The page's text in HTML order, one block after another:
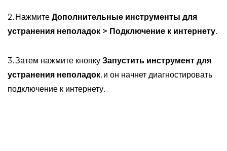
2. Нажмите Дополнительные инструменты для
устранения неполадок > Подключение к интернету.
3. Затем нажмите кнопку Запустить инструмент для
устранения неполадок, и он начнет диагностировать
подключение к интернету.